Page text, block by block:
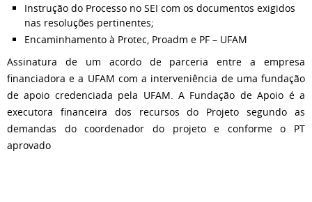
Instrução do Processo no SEI com os documentos exigidos
nas resoluções pertinentes;
Encaminhamento à Protec, Proadm e PF – UFAM
Assinatura de um acordo de parceria entre a empresa
financiadora e a UFAM com a interveniência de uma fundação
de apoio credenciada pela UFAM. A Fundação de Apoio é a
executora financeira dos recursos do Projeto segundo as
demandas do coordenador do projeto e conforme o PT
aprovado